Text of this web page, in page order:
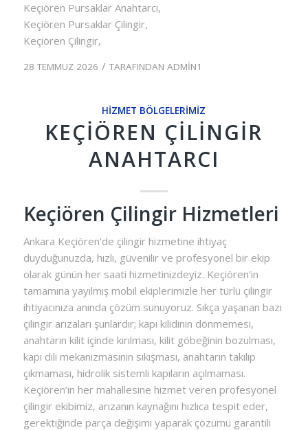
Keçiören Pursaklar Anahtarcı,
Keçiören Pursaklar Çilingir,
Keçiören Çilingir,
28 TEMMUZ 2026 / TARAFINDAN ADMIN1
HIZMET BÖLGELERIMIZ
KEÇIÖREN ÇILINGIR
ANAHTARCI
Keçiören Çilingir Hizmetleri
Ankara Keçiören’de çilingir hizmetine ihtiyaç
duyduğunuzda, hızlı, güvenilir ve profesyonel bir ekip
olarak günün her saati hizmetinizdeyiz. Keçiören’in
tamamına yayılmış mobil ekiplerimizle her türlü çilingir
ihtiyacınıza anında çözüm sunuyoruz. Sıkça yaşanan bazı
çilingir arızaları şunlardır; kapı kilidinin dönmemesi,
anahtarın kilit içinde kırılması, kilit göbeğinin bozulması,
kapı dili mekanizmasının sıkışması, anahtarın takılıp
çıkmaması, hidrolik sistemli kapıların açılmaması.
Keçiören’in her mahallesine hizmet veren profesyonel
çilingir ekibimiz, arızanın kaynağını hızlıca tespit eder,
gerektiğinde parça değişimi yaparak çözümü garantili